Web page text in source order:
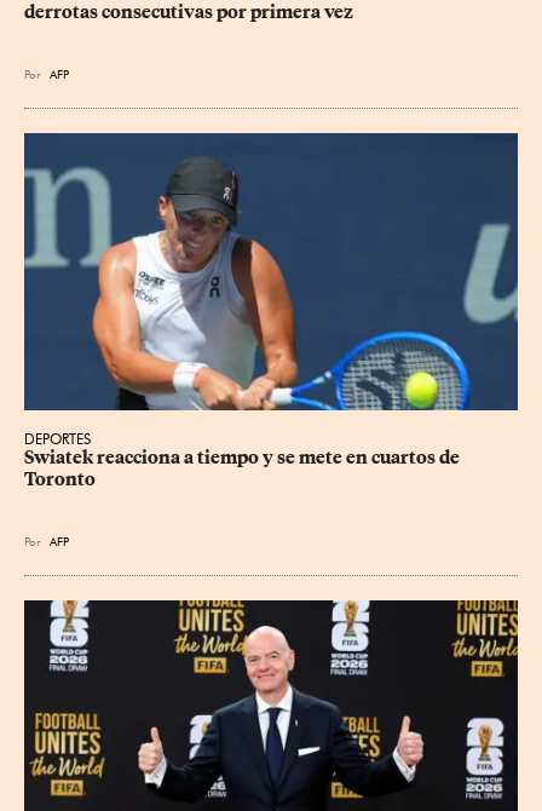
derrotas consecutivas por primera vez
Por AFP
DEPORTES
Swiatek reacciona a tiempo y se mete en cuartos de
Toronto
Por AFP